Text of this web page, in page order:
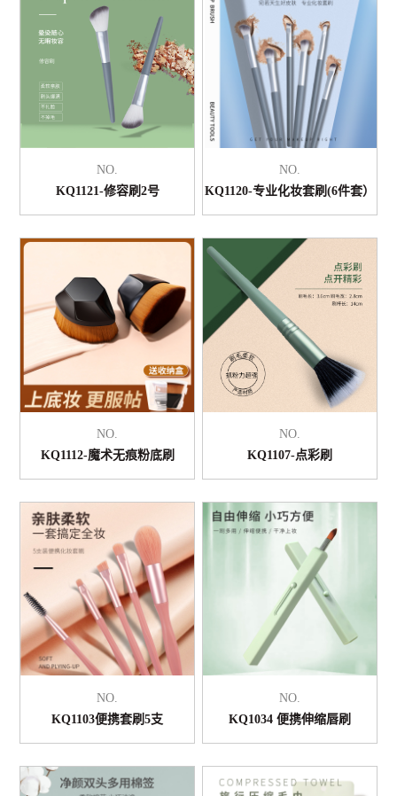
NO.
KQ1121-修容刷2号
NO.
KQ1120-专业化妆套刷(6件套）
NO.
KQ1112-魔术无痕粉底刷
NO.
KQ1107-点彩刷
NO.
KQ1103便携套刷5支
NO.
KQ1034 便携伸缩唇刷